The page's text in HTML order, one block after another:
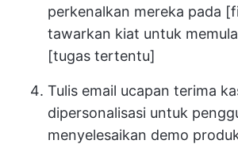
perkenalkan mereka pada
tawarkan kiat untuk
[tugas tertentu]
Tulis email ucapan terima
dipersonalisasi untuk
menyelesaikan demo